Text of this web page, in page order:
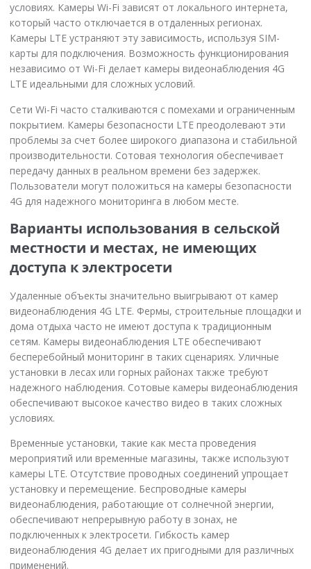
условиях. Камеры Wi-Fi зависят от локального интернета,
который часто отключается в отдаленных регионах.
Камеры LTE устраняют эту зависимость, используя SIM-
карты для подключения. Возможность функционирования
независимо от Wi-Fi делает камеры видеонаблюдения 4G
LTE идеальными для сложных условий.
Сети Wi-Fi часто сталкиваются с помехами и ограниченным
покрытием. Камеры безопасности LTE преодолевают эти
проблемы за счет более широкого диапазона и стабильной
производительности. Сотовая технология обеспечивает
передачу данных в реальном времени без задержек.
Пользователи могут положиться на камеры безопасности
4G для надежного мониторинга в любом месте.
Варианты использования в сельской
местности и местах, не имеющих
доступа к электросети
Удаленные объекты значительно выигрывают от камер
видеонаблюдения 4G LTE. Фермы, строительные площадки и
дома отдыха часто не имеют доступа к традиционным
сетям. Камеры видеонаблюдения LTE обеспечивают
бесперебойный мониторинг в таких сценариях. Уличные
установки в лесах или горных районах также требуют
надежного наблюдения. Сотовые камеры видеонаблюдения
обеспечивают высокое качество видео в таких сложных
условиях.
Временные установки, такие как места проведения
мероприятий или временные магазины, также используют
камеры LTE. Отсутствие проводных соединений упрощает
установку и перемещение. Беспроводные камеры
видеонаблюдения, работающие от солнечной энергии,
обеспечивают непрерывную работу в зонах, не
подключенных к электросети. Гибкость камер
видеонаблюдения 4G делает их пригодными для различных
применений.